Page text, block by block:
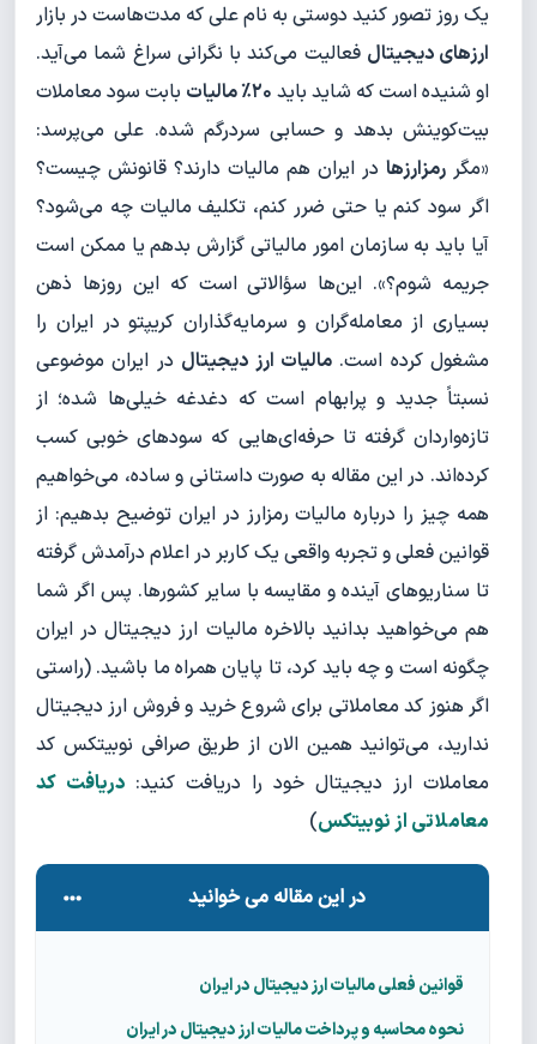
یک روز تصور کنید دوستی به نام علی که مدت‌هاست در بازار
ارزهای دیجیتال فعالیت می‌کند با نگرانی سراغ شما می‌آید.
او شنیده است که شاید باید ۲۰٪ مالیات
بابت سود معاملات
بیت‌کوینش بدهد و حسابی سردرگم شده. علی می‌پرسد:
«مگر رمزارزها در ایران هم مالیات دارند؟ قانونش چیست؟
اگر سود کنم یا حتی ضرر کنم، تکلیف مالیات چه می‌شود؟
آیا باید به سازمان امور مالیاتی گزارش بدهم یا ممکن است
جریمه شوم؟». این‌ها سؤالاتی است که این روزها ذهن
بسیاری از معامله‌گران و سرمایه‌گذاران کریپتو در ایران را
مشغول کرده است.مالیات ارز دیجیتال در ایران موضوعی
نسبتاً جدید و پرابهام است که دغدغه خیلی‌ها شده؛ از
تازه‌واردان گرفته تا حرفه‌ای‌هایی که سودهای خوبی کسب
کرده‌اند. در این مقاله به صورت داستانی و ساده، می‌خواهیم
همه چیز را درباره مالیات رمزارز در ایران توضیح بدهیم: از
قوانین فعلی و تجربه واقعی یک کاربر در اعلام درآمدش گرفته
تا سناریوهای آینده و مقایسه با سایر کشورها. پس اگر شما
هم می‌خواهید بدانید بالاخره مالیات ارز دیجیتال در ایران
چگونه است و چه باید کرد، تا پایان همراه ما باشید. (راستی
اگر هنوز کد معاملاتی برای شروع خرید و فروش ارز دیجیتال
ندارید، می‌توانید همین الان از طریق صرافی نوبیتکس کد
معاملات ارز دیجیتال خود را دریافت کنید: دریافت کد
معاملاتی از نوبیتکس)
در این مقاله می خوانید
قوانین فعلی مالیات ارز دیجیتال در ایران
نحوه محاسبه و پرداخت مالیات ارز دیجیتال در ایران